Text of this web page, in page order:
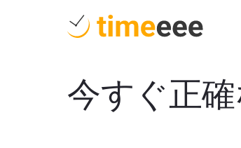
今すぐ正